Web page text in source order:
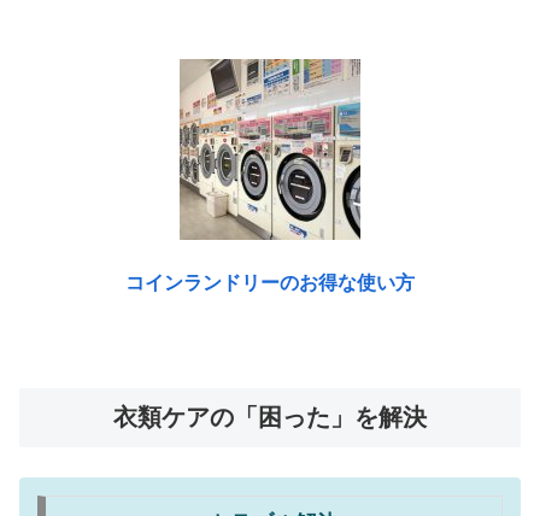
コインランドリーのお得な使い方
衣類ケアの「困った」を解決